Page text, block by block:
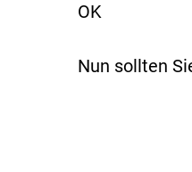
OK
Nun sollten